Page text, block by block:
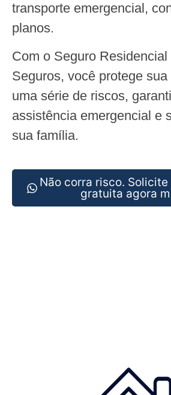
transporte emergencial,
planos.
Com o Seguro
Seguros, você protege
uma série de riscos,
assistência emergencial e
sua família.
Não corra risco.
gratuita agora